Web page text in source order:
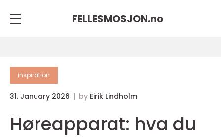
FELLESMOSJON.no
inspiration
31. January 2026 by Eirik Lindholm
Høreapparat: hva du